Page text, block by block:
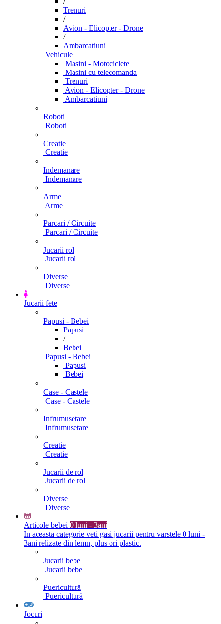
Trenuri
/
Avion - Elicopter - Drone
/
Ambarcatiuni
Vehicule
Masini - Motociclete
Masini cu telecomanda
Trenuri
Avion - Elicopter - Drone
Ambarcatiuni
Roboti
Roboti
Creatie
Creatie
Indemanare
Indemanare
Arme
Arme
Parcari / Circuite
Parcari / Circuite
Jucarii rol
Jucarii rol
Diverse
Diverse
Jucarii fete
Papusi - Bebei
Papusi
/
Bebei
Papusi - Bebei
Papusi
Bebei
Case - Castele
Case - Castele
Infrumusetare
Infrumusetare
Creatie
Creatie
Jucarii de rol
Jucarii de rol
Diverse
Diverse
Articole bebei 0 luni - 3ani
In aceasta categorie veti gasi jucarii pentru varstele 0 luni -
3ani relizate din lemn, plus ori plastic.
Jucarii bebe
Jucarii bebe
Puericultură
Puericultură
Jocuri